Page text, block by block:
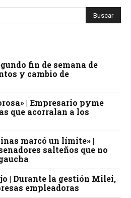
fin de semana de
y cambio de
| Empresario pyme
que acorralan a los
marcó un límite» |
salteños que no
| Durante la gestión Milei,
empleadoras